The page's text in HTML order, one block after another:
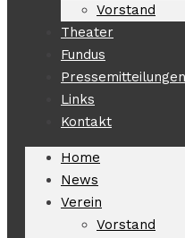
Vorstand
Theater
Fundus
Pressemitteilungen
Links
Kontakt
Home
News
Verein
Vorstand